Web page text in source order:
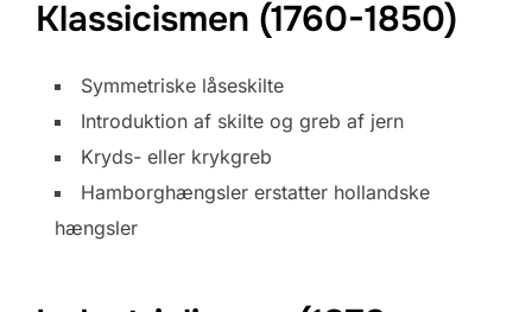
Klassicismen (1760-1850)
Symmetriske låseskilte
Introduktion af skilte og greb af jern
Kryds- eller krykgreb
Hamborghængsler erstatter hollandske
hængsler